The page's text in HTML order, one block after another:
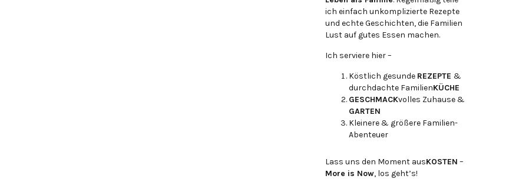
ich einfach unkomplizierte Rezepte
und echte Geschichten, die Familien
Lust auf gutes Essen machen.
Ich serviere hier –
Köstlich gesunde REZEPTE &
durchdachte FamilienKÜCHE
GESCHMACKvolles Zuhause &
GARTEN
Kleinere & größere Familien-
Abenteuer
Lass uns den Moment ausKOSTEN –
More is Now, los geht’s!